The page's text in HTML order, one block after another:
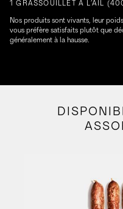
1 GRASSOUILLET À L’AIL
Nos produits sont vivants, leur
vous préfère satisfaits plutôt que
généralement à la hausse.